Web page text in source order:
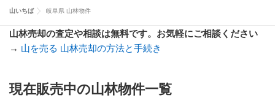
山いちば 岐阜県 山林物件
山林売却の査定や相談は無料です。お気軽にご相談ください
→ 山を売る 山林売却の方法と手続き
現在販売中の山林物件一覧